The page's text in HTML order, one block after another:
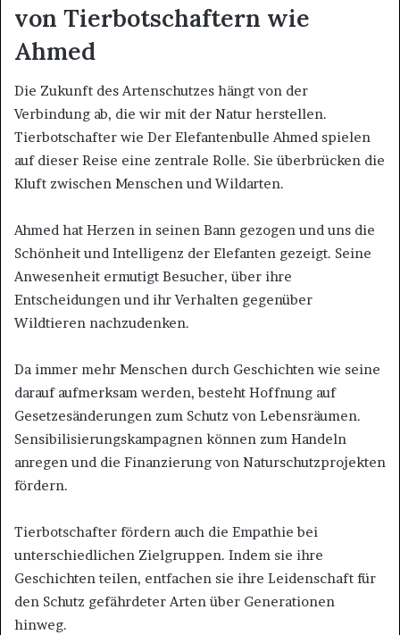
von Tierbotschaftern wie
Ahmed
Die Zukunft des Artenschutzes hängt von der
Verbindung ab, die wir mit der Natur herstellen.
Tierbotschafter wie Der Elefantenbulle Ahmed spielen
auf dieser Reise eine zentrale Rolle. Sie überbrücken die
Kluft zwischen Menschen und Wildarten.
Ahmed hat Herzen in seinen Bann gezogen und uns die
Schönheit und Intelligenz der Elefanten gezeigt. Seine
Anwesenheit ermutigt Besucher, über ihre
Entscheidungen und ihr Verhalten gegenüber
Wildtieren nachzudenken.
Da immer mehr Menschen durch Geschichten wie seine
darauf aufmerksam werden, besteht Hoffnung auf
Gesetzesänderungen zum Schutz von Lebensräumen.
Sensibilisierungskampagnen können zum Handeln
anregen und die Finanzierung von Naturschutzprojekten
fördern.
Tierbotschafter fördern auch die Empathie bei
unterschiedlichen Zielgruppen. Indem sie ihre
Geschichten teilen, entfachen sie ihre Leidenschaft für
den Schutz gefährdeter Arten über Generationen
hinweg.